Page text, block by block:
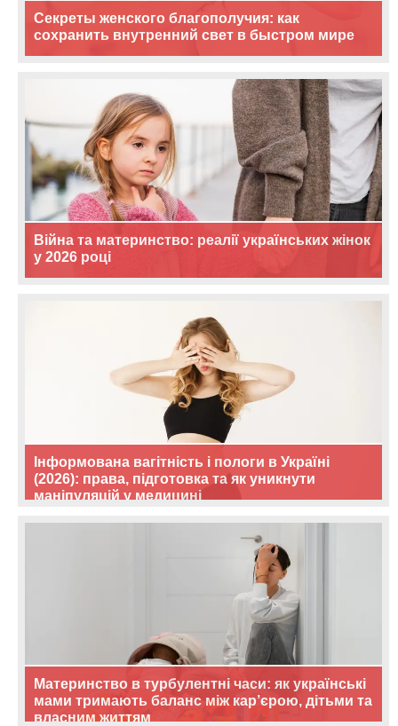
Секреты женского благополучия: как
сохранить внутренний свет в быстром мире
Війна та материнство: реалії українських жінок
у 2026 році
Інформована вагітність і пологи в Україні
(2026): права, підготовка та як уникнути
маніпуляцій у медицині
Материнство в турбулентні часи: як українські
мами тримають баланс між кар’єрою, дітьми та
власним життям